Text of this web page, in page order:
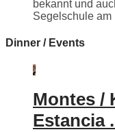
bekannt und
Segelschule am
Dinner / Events
Montes /
Estancia